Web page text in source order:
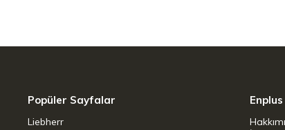
Popüler Sayfalar
Liebherr